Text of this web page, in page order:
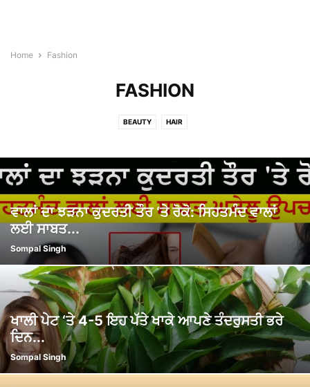
Home Fashion
FASHION
BEAUTY HAIR
ਵਾਲਾਂ ਦਾ ਝੜਨਾ ਕੁਦਰਤੀ ਤੌਰ ‘ਤੇ ਰੋਕੋ: ਸਿਹਤਮੰਦ ਵਾਲਾਂ
ਲਈ ਸਾਬਤ...
Sompal Singh
ਖਾਲੀ ਪੇਟ ‘ਤੇ 4-5 ਇਹ ਪੱਤੇ ਖਾਕੇ ਆਪਣੇ ਤੰਦਰੁਸਤੀ ਭਰੇ
ਦਿਨ...
Sompal Singh